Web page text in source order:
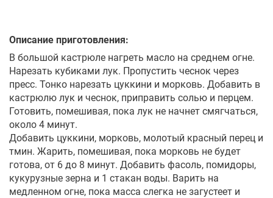
Описание приготовления:
В большой кастрюле нагреть масло на среднем огне.
Нарезать кубиками лук. Пропустить чеснок через
пресс. Тонко нарезать цуккини и морковь. Добавить в
кастрюлю лук и чеснок, приправить солью и перцем.
Готовить, помешивая, пока лук не начнет смягчаться,
около 4 минут.
Добавить цуккини, морковь, молотый красный перец и
тмин. Жарить, помешивая, пока морковь не будет
готова, от 6 до 8 минут. Добавить фасоль, помидоры,
кукурузные зерна и 1 стакан воды. Варить на
медленном огне, пока масса слегка не загустеет и